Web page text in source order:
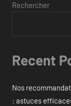
Rechercher
Recent
Nos
: astuces